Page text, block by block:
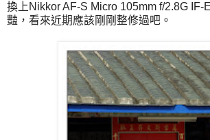
換上 Nikkor AF-S Micro 105mm f/2.8G IF-
豔，看來近期應該剛剛整修過吧。